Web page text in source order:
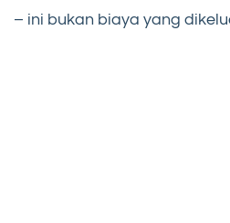
– ini bukan biaya yang